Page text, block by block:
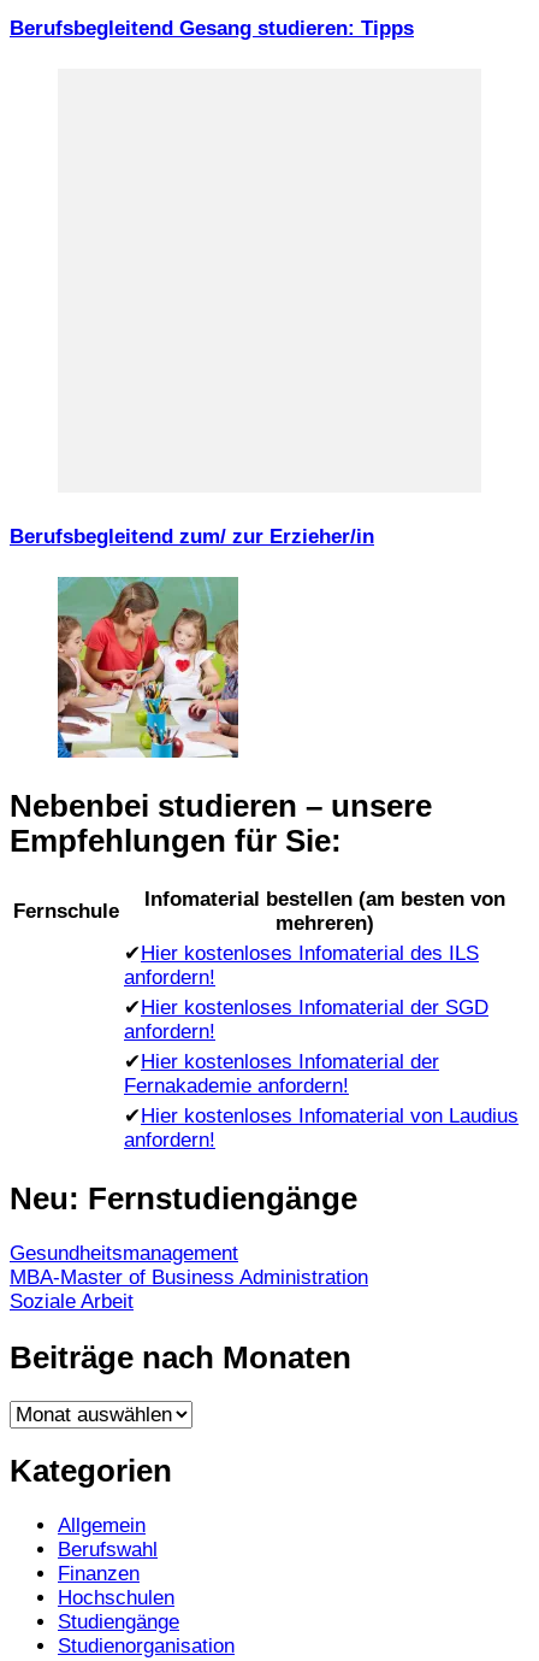
Berufsbegleitend Gesang studieren: Tipps
Berufsbegleitend zum/ zur Erzieher/in
Nebenbei studieren – unsere
Empfehlungen für Sie:
Fernschule
Infomaterial bestellen (am besten von
mehreren)
✔ Hier kostenloses Infomaterial des ILS
anfordern!
✔ Hier kostenloses Infomaterial der SGD
anfordern!
✔ Hier kostenloses Infomaterial der
Fernakademie anfordern!
✔ Hier kostenloses Infomaterial von Laudius
anfordern!
Neu: Fernstudiengänge
Gesundheitsmanagement
MBA-Master of Business Administration
Soziale Arbeit
Beiträge nach Monaten
Beiträge
nach
Monaten
Kategorien
Allgemein
Berufswahl
Finanzen
Hochschulen
Studiengänge
Studienorganisation